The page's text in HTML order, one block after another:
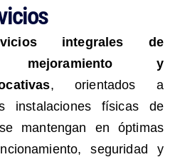
integrales de
mejoramiento y
, orientados a
instalaciones físicas de
mantengan en óptimas
seguridad y